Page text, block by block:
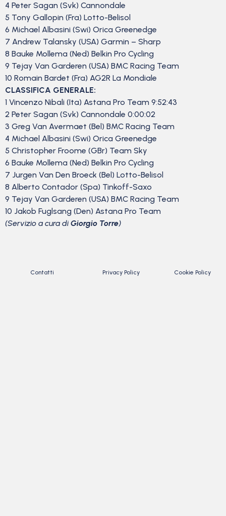
4 Peter Sagan (Svk) Cannondale
5 Tony Gallopin (Fra) Lotto-Belisol
6 Michael Albasini (Swi) Orica Greenedge
7 Andrew Talansky (USA) Garmin – Sharp
8 Bauke Mollema (Ned) Belkin Pro Cycling
9 Tejay Van Garderen (USA) BMC Racing Team
10 Romain Bardet (Fra) AG2R La Mondiale
CLASSIFICA GENERALE:
1 Vincenzo Nibali (Ita) Astana Pro Team 9:52:43
2 Peter Sagan (Svk) Cannondale 0:00:02
3 Greg Van Avermaet (Bel) BMC Racing Team
4 Michael Albasini (Swi) Orica Greenedge
5 Christopher Froome (GBr) Team Sky
6 Bauke Mollema (Ned) Belkin Pro Cycling
7 Jurgen Van Den Broeck (Bel) Lotto-Belisol
8 Alberto Contador (Spa) Tinkoff-Saxo
9 Tejay Van Garderen (USA) BMC Racing Team
10 Jakob Fuglsang (Den) Astana Pro Team
(Servizio a cura di Giorgio Torre)
Contatti Privacy Policy Cookie Policy